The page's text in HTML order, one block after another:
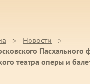
Новости
Пасхального
театра оперы и